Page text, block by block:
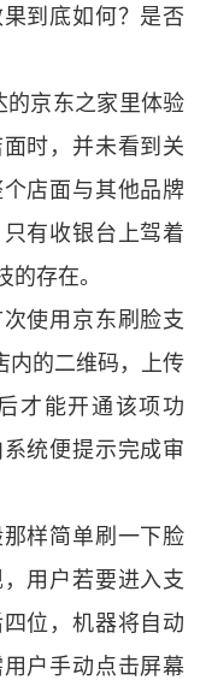
到底如何？是否
京东之家里体验
时，并未看到关
店面与其他品牌
有收银台上驾着
存在。
使用京东刷脸支
内的二维码，上传
才能开通该项功
统便提示完成审
样简单刷一下脸
用户若要进入支
位，机器将自动
户手动点击屏幕